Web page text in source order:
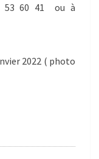
53 60 41 ou à
2022 ( photo